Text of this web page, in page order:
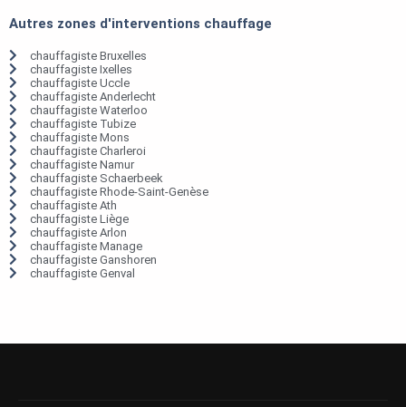
Autres zones d'interventions chauffage
chauffagiste Bruxelles
chauffagiste Ixelles
chauffagiste Uccle
chauffagiste Anderlecht
chauffagiste Waterloo
chauffagiste Tubize
chauffagiste Mons
chauffagiste Charleroi
chauffagiste Namur
chauffagiste Schaerbeek
chauffagiste Rhode-Saint-Genèse
chauffagiste Ath
chauffagiste Liège
chauffagiste Arlon
chauffagiste Manage
chauffagiste Ganshoren
chauffagiste Genval